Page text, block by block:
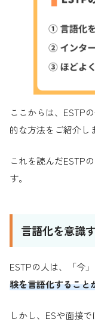
ここからは、ESTP
的な方法をご紹介し
これを読んだESTP
す。
言語化を意識
ESTPの人は、「今
験を言語化すること
しかし、ESや面接